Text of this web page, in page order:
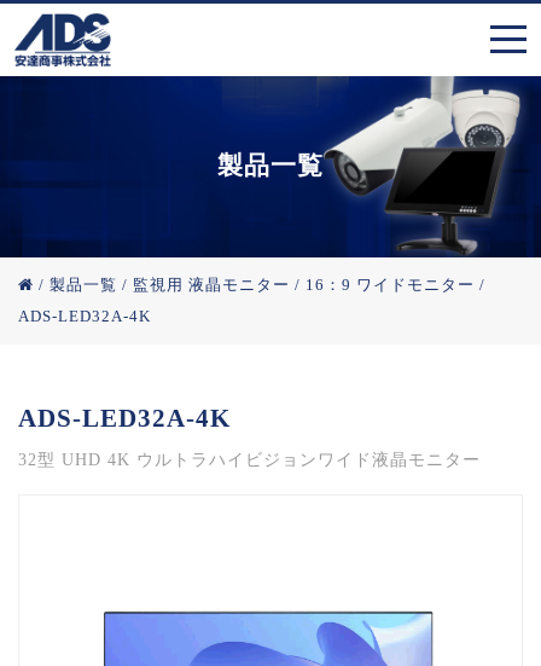
製品一覧
/ 製品一覧 / 監視用 液晶モニター / 16：9 ワイドモニター /
ADS-LED32A-4K
ADS-LED32A-4K
32型 UHD 4K ウルトラハイビジョンワイド液晶モニター